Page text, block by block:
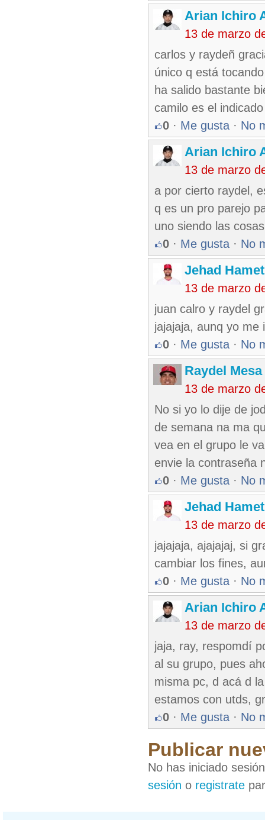
Arian Ichiro
13 de marzo
carlos y raydeñ
único q está
ha salido bastante
camilo es el indicado
0 · Me gusta · No
Arian Ichiro
13 de marzo
a por cierto raydel,
q es un pro parejo
uno siendo las
0 · Me gusta · No
Jehad Hamet
13 de marzo
juan calro y raydel
jajajaja, aunq yo me
0 · Me gusta · No
Raydel
13 de marzo
No si yo lo dije de
de semana na ma
vea en el grupo le
envie la contraseña
0 · Me gusta · No
Jehad Hamet
13 de marzo
jajajaja, ajajajaj, si
cambiar los fines,
0 · Me gusta · No
Arian Ichiro
13 de marzo
jaja, ray, respomdí
al su grupo, pues
misma pc, d acá d
estamos con utds,
0 · Me gusta · No
Publicar
No has iniciado
sesión o registrate